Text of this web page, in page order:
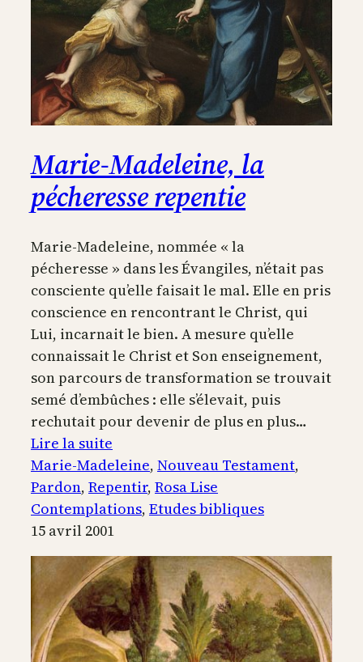
Marie-Madeleine, la
pécheresse repentie
Marie-Madeleine, nommée « la
pécheresse » dans les Évangiles, n’était pas
consciente qu’elle faisait le mal. Elle en pris
conscience en rencontrant le Christ, qui
Lui, incarnait le bien. A mesure qu’elle
connaissait le Christ et Son enseignement,
son parcours de transformation se trouvait
semé d’embûches : elle s’élevait, puis
rechutait pour devenir de plus en plus…
Lire la suite
Marie-
Madeleine,
la
pécheresse
repentie
Marie-Madeleine, Nouveau Testament
Pardon, Repentir, Rosa Lise
Contemplations, Etudes bibliques
15 avril 2001